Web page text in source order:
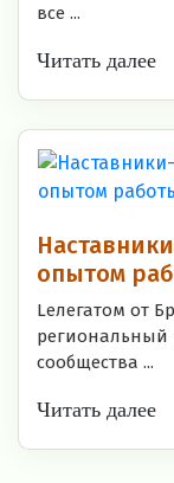
все ...
Читать далее
опытом
Lелегатом от
региональный
сообщества ...
Читать далее